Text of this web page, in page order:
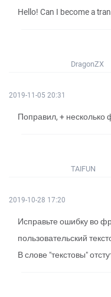
Hello! Can I become a
DragonZX
2019-11-05 20:31
Поправил, + несколько
TAIFUN
2019-10-28 17:20
Исправьте ошибку во
пользовательский
В слове "текстовы"